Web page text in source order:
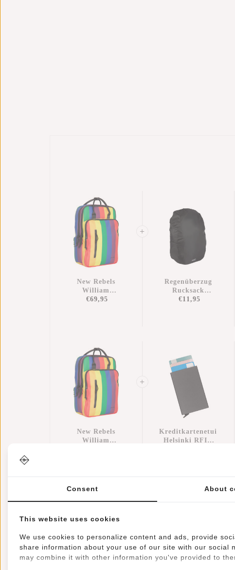
New Rebels
William
Milwaukee
€69,95
Regenüberzug
Rucksack
Wasserdicht
€11,95
New Rebels
William
Wasserabweisend
Kreditkartenetui
Helsinki RFID
Consent About
This website uses cookies
We use cookies to personalize content and ads, provide
share information about your use of our site with our
may combine it with other information you've provided to